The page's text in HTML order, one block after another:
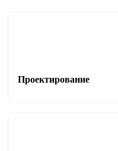
Проектирование